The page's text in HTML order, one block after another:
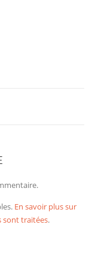
En savoir plus sur
sont traitées.